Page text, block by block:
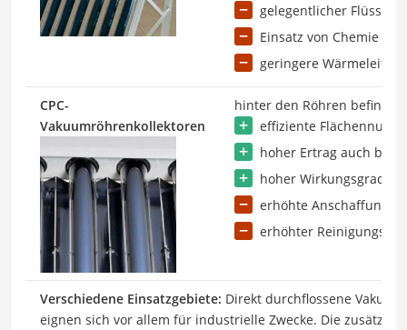
gelegentlicher
Einsatz von Chemie
geringere
CPC-
Vakuumröhrenkollektoren
hinter den Röhren
effiziente
hoher Ertrag auch bei
hoher Wirkungsgrad
erhöhte
erhöhter
Verschiedene Einsatzgebiete: Direkt durchflossene
eignen sich vor allem für industrielle Zwecke. Die